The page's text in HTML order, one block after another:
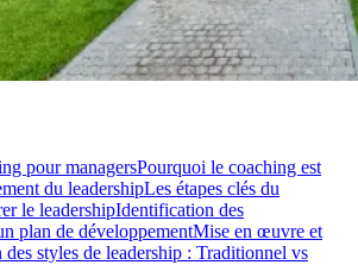
pour managersPourquoi le coaching est
du leadershipLes étapes clés du
le leadershipIdentification des
plan de développementMise en œuvre et
des styles de leadership : Traditionnel vs